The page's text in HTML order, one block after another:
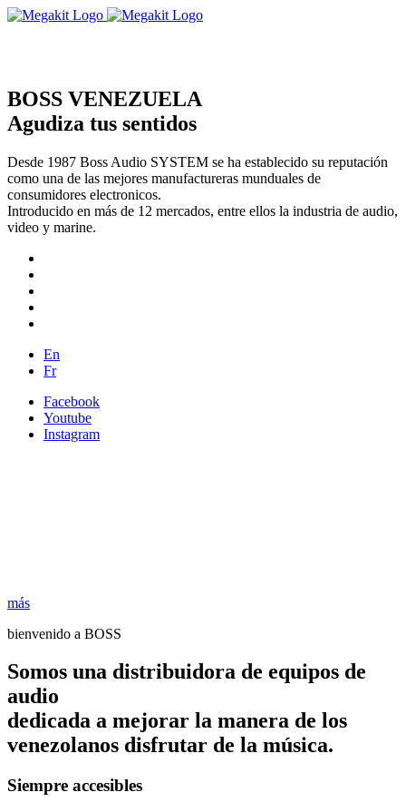
BOSS VENEZUELA
Agudiza tus sentidos
Desde 1987 Boss Audio SYSTEM se ha establecido su reputación
como una de las mejores manufactureras munduales de
consumidores electronicos.
Introducido en más de 12 mercados, entre ellos la industria de audio,
video y marine.
En
Fr
Facebook
Youtube
Instagram
más
bienvenido a BOSS
Somos una distribuidora de equipos de
audio
dedicada a mejorar la manera de los
venezolanos disfrutar de la música.
Siempre accesibles